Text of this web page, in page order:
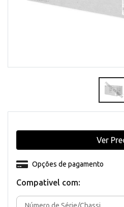
Compativel com:
Opções de pagamento
Ver